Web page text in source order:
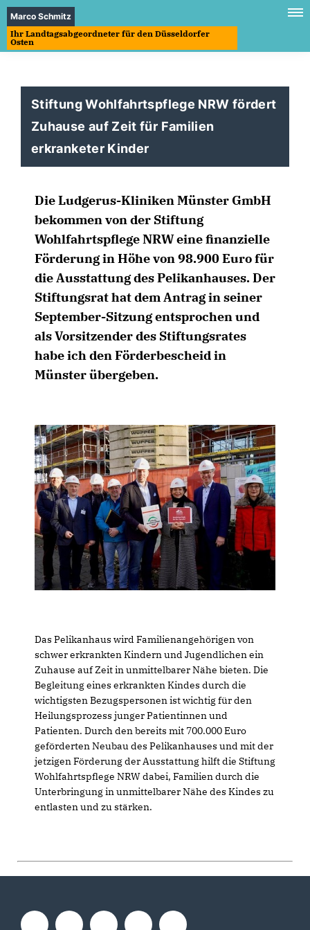
Marco Schmitz
Ihr Landtagsabgeordneter für den Düsseldorfer
Osten
Stiftung Wohlfahrtspflege NRW fördert
Zuhause auf Zeit für Familien
erkranketer Kinder
Die Ludgerus-Kliniken Münster GmbH
bekommen von der Stiftung
Wohlfahrtspflege NRW eine finanzielle
Förderung in Höhe von 98.900 Euro für
die Ausstattung des Pelikanhauses. Der
Stiftungsrat hat dem Antrag in seiner
September-Sitzung entsprochen und
als Vorsitzender des Stiftungsrates
habe ich den Förderbescheid in
Münster übergeben.
Das Pelikanhaus wird Familienangehörigen von
schwer erkrankten Kindern und Jugendlichen ein
Zuhause auf Zeit in unmittelbarer Nähe bieten. Die
Begleitung eines erkrankten Kindes durch die
wichtigsten Bezugspersonen ist wichtig für den
Heilungsprozess junger Patientinnen und
Patienten. Durch den bereits mit 700.000 Euro
geförderten Neubau des Pelikanhauses und mit der
jetzigen Förderung der Ausstattung hilft die Stiftung
Wohlfahrtspflege NRW dabei, Familien durch die
Unterbringung in unmittelbarer Nähe des Kindes zu
entlasten und zu stärken.